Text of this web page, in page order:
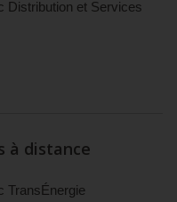
Distribution et Services
à distance
TransÉnergie